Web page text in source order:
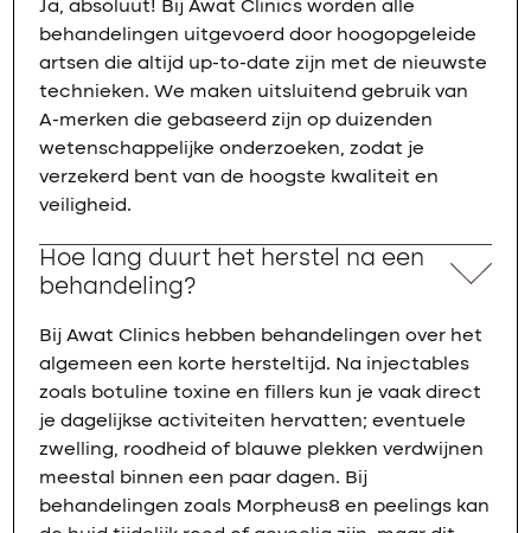
Ja, absoluut! Bij Awat Clinics worden alle
behandelingen uitgevoerd door hoogopgeleide
artsen die altijd up-to-date zijn met de nieuwste
technieken. We maken uitsluitend gebruik van
A-merken die gebaseerd zijn op duizenden
wetenschappelijke onderzoeken, zodat je
verzekerd bent van de hoogste kwaliteit en
veiligheid.
Hoe lang duurt het herstel na een
behandeling?
Bij Awat Clinics hebben behandelingen over het
algemeen een korte hersteltijd. Na injectables
zoals botuline toxine en fillers kun je vaak direct
je dagelijkse activiteiten hervatten; eventuele
zwelling, roodheid of blauwe plekken verdwijnen
meestal binnen een paar dagen. Bij
behandelingen zoals Morpheus8 en peelings kan